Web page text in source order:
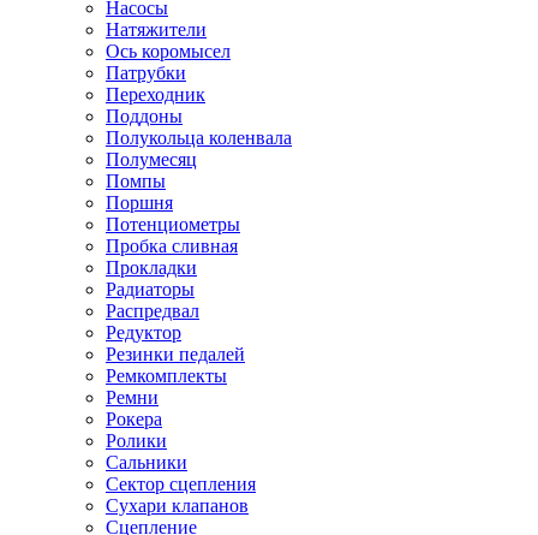
Насосы
Натяжители
Ось коромысел
Патрубки
Переходник
Поддоны
Полукольца коленвала
Полумесяц
Помпы
Поршня
Потенциометры
Пробка сливная
Прокладки
Радиаторы
Распредвал
Редуктор
Резинки педалей
Ремкомплекты
Ремни
Рокера
Ролики
Сальники
Сектор сцепления
Сухари клапанов
Сцепление